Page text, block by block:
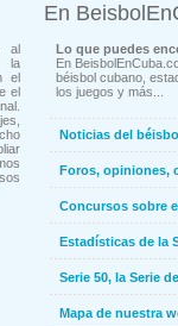
al
la
el
el
En
Lo que puedes
En
béisbol cubano,
los juegos y más...
Noticias del
Foros, opiniones,
Concursos sobre
Estadísticas de la
Serie 50, la Serie
Mapa de nuestra